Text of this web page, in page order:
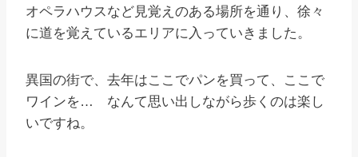
オペラハウスなど見覚えのある場所を通り、徐々
に道を覚えているエリアに入っていきました。
異国の街で、去年はここでパンを買って、ここで
ワインを… なんて思い出しながら歩くのは楽し
いですね。